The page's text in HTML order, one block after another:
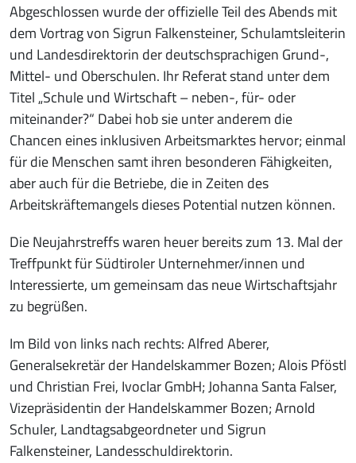
Abgeschlossen wurde der offizielle Teil des Abends mit
dem Vortrag von Sigrun Falkensteiner, Schulamtsleiterin
und Landesdirektorin der deutschsprachigen Grund-,
Mittel- und Oberschulen. Ihr Referat stand unter dem
Titel „Schule und Wirtschaft – neben-, für- oder
miteinander?“ Dabei hob sie unter anderem die
Chancen eines inklusiven Arbeitsmarktes hervor; einmal
für die Menschen samt ihren besonderen Fähigkeiten,
aber auch für die Betriebe, die in Zeiten des
Arbeitskräftemangels dieses Potential nutzen können.
Die Neujahrstreffs waren heuer bereits zum 13. Mal der
Treffpunkt für Südtiroler Unternehmer/innen und
Interessierte, um gemeinsam das neue Wirtschaftsjahr
zu begrüßen.
Im Bild von links nach rechts: Alfred Aberer,
Generalsekretär der Handelskammer Bozen; Alois Pföstl
und Christian Frei, Ivoclar GmbH; Johanna Santa Falser,
Vizepräsidentin der Handelskammer Bozen; Arnold
Schuler, Landtagsabgeordneter und Sigrun
Falkensteiner, Landesschuldirektorin.